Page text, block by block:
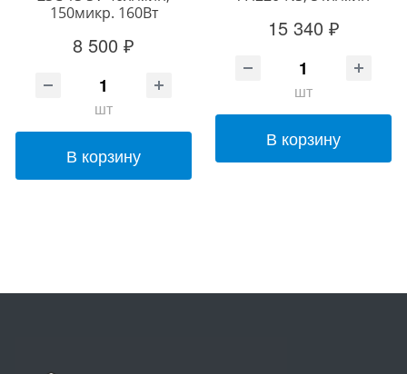
150микр. 160Вт
8 500 ₽
шт
В корзину
15 340 ₽
шт
В корзину